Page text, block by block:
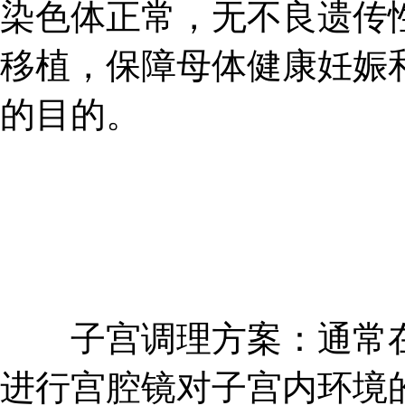
染色体正常，无不良遗传
移植，保障母体健康妊娠
的目的。
子宫调理方案：通常
进行宫腔镜对子宫内环境